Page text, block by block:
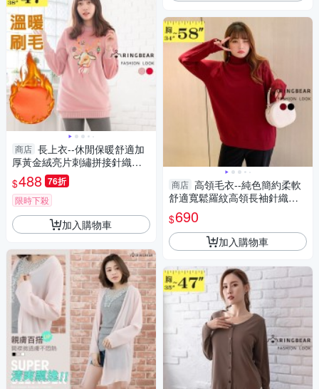
商店 長上衣--休閒保暖舒適加
厚黃金絨亮片刺繡拼接針織長
袖上衣(紅.粉XL-3L)-X407眼圈
熊中大尺碼
$488 76折
限時下殺
加入購物車
商店 高領毛衣--純色簡約柔軟
舒適寬鬆羅紋高領長袖針織毛
衣(黑.紅L-5L)-X575眼圈熊中大
尺碼
$690
加入購物車